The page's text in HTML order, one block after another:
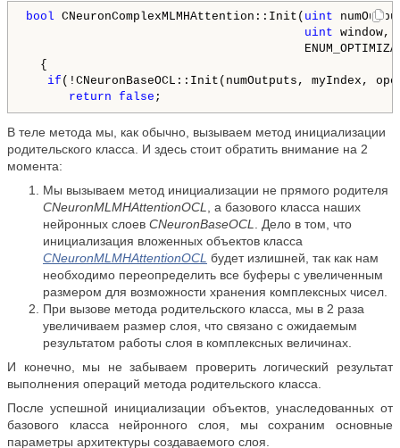
bool CNeuronComplexMLMHAttention::Init( uint
                                       uint
window,
{
if (!CNeuronBaseOCL::Init(numOutputs, myIndex,
return false
В теле метода мы, как обычно, вызываем метод инициализации
родительского класса. И здесь стоит обратить внимание на 2
момента:
Мы вызываем метод инициализации не прямого родителя
CNeuronMLMHAttentionOCL, а базового класса наших
нейронных слоев CNeuronBaseOCL. Дело в том, что
инициализация вложенных объектов класса
CNeuronMLMHAttentionOCL будет излишней, так как нам
необходимо переопределить все буферы с увеличенным
размером для возможности хранения комплексных чисел.
При вызове метода родительского класса, мы в 2 раза
увеличиваем размер слоя, что связано с ожидаемым
результатом работы слоя в комплексных величинах.
И конечно, мы не забываем проверить логический результат
выполнения операций метода родительского класса.
После успешной инициализации объектов, унаследованных от
базового класса нейронного слоя, мы сохраним основные
параметры архитектуры создаваемого слоя.